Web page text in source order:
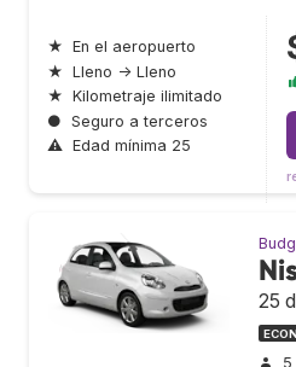
★ En el aeropuerto
★ Lleno → Lleno
★ Kilometraje ilimitado
● Seguro a terceros
⚠ Edad mínima 25
25
5